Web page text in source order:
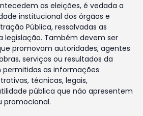
as eleições, é vedada a
institucional dos órgãos e
Pública, ressalvadas as
legislação. Também devem ser
promovam autoridades, agentes
serviços ou resultados da
as informações
técnicas, legais,
pública que não apresentem
promocional.